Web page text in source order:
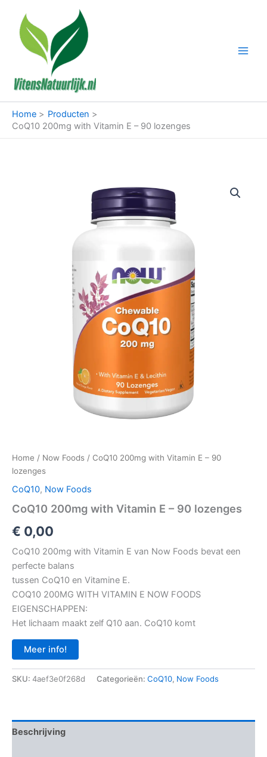
inhoud
Home
Producten
CoQ10 200mg with Vitamin E – 90 lozenges
Home / Now Foods / CoQ10 200mg with Vitamin E – 90
lozenges
CoQ10, Now Foods
CoQ10 200mg with Vitamin E – 90 lozenges
€ 0,00
CoQ10 200mg with Vitamin E van Now Foods bevat een
perfecte balans
tussen CoQ10 en Vitamine E.
COQ10 200MG WITH VITAMIN E NOW FOODS
EIGENSCHAPPEN:
Het lichaam maakt zelf Q10 aan. CoQ10 komt
Meer info!
SKU: 4aef3e0f268d Categorieën: CoQ10, Now Foods
Beschrijving